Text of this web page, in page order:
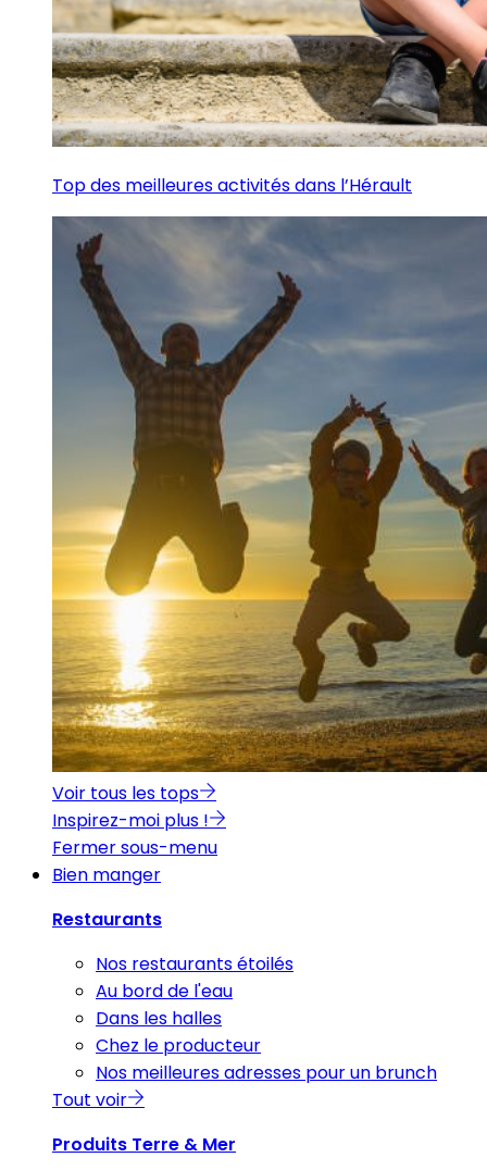
Top des meilleures activités dans l’Hérault
Voir tous les tops
Inspirez-moi plus !
Fermer sous-menu
Bien manger
Restaurants
Nos restaurants étoilés
Au bord de l'eau
Dans les halles
Chez le producteur
Nos meilleures adresses pour un brunch
Tout voir
Produits Terre & Mer